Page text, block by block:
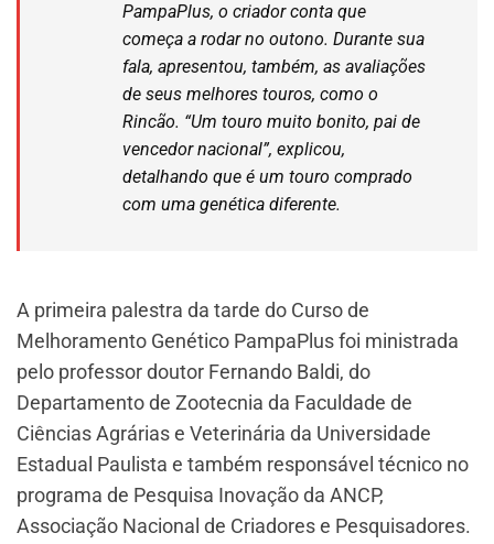
PampaPlus, o criador conta que
começa a rodar no outono. Durante sua
fala, apresentou, também, as avaliações
de seus melhores touros, como o
Rincão. “Um touro muito bonito, pai de
vencedor nacional”, explicou,
detalhando que é um touro comprado
com uma genética diferente.
A primeira palestra da tarde do Curso de
Melhoramento Genético PampaPlus foi ministrada
pelo professor doutor Fernando Baldi, do
Departamento de Zootecnia da Faculdade de
Ciências Agrárias e Veterinária da Universidade
Estadual Paulista e também responsável técnico no
programa de Pesquisa Inovação da ANCP,
Associação Nacional de Criadores e Pesquisadores.